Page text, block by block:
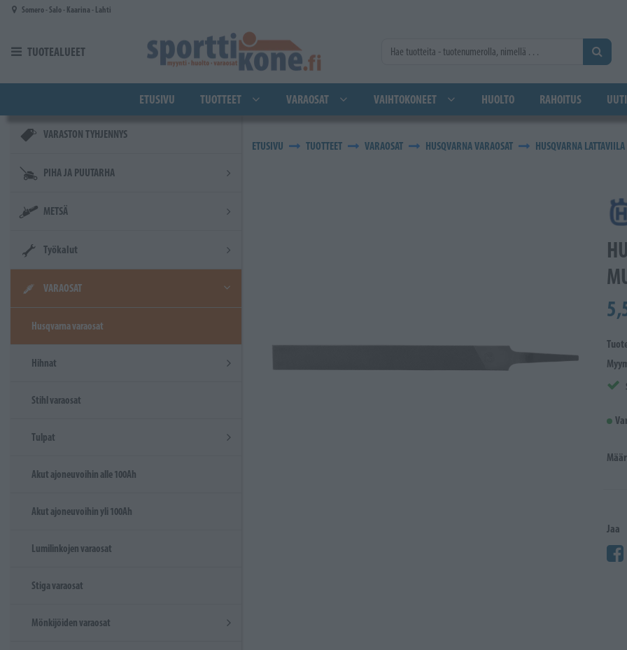
Siirry pääsisältöön
Somero - Salo - Kaarina - Lahti
TUOTEALUEET
ETUSIVU TUOTTEET VARAOSAT VAIHTOKONEET HUOLTO RAHOITUS
VARASTON TYHJENNYS
PIHA JA PUUTARHA
METSÄ
Työkalut
VARAOSAT
Husqvarna varaosat
Hihnat
Stihl varaosat
Tulpat
Akut ajoneuvoihin alle 100Ah
Akut ajoneuvoihin yli 100Ah
Lumilinkojen varaosat
Stiga varaosat
Mönkijöiden varaosat
ETUSIVU TUOTTEET VARAOSAT HUSQVARNA VARAOSAT HUSQVARNA
Jaa